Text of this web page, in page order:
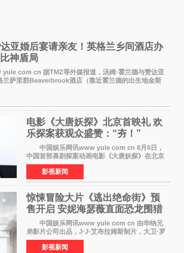
亚婚后宴请亲友！英格兰乡间酒店办
神盾局
com cn 据TMZ等外媒报道，汤姆·霍兰德与赞达亚
兰萨里郡Beaverbrook酒店（靠近霍兰德的出生地金斯
朋友们喝喜酒，庆祝
电影《大唐妖探》北京首映礼 欢
乐探案获观众盛赞：“夯！”
中国娱乐网讯www yule com cn 8月6日，
中国首部喜剧探案动画电影《大唐妖探》在北京
举办电影首映礼。导演程腾、联合导演黄珉、总
制片人曹紫建、制片人李莹莹，配音导演张喆，
对白指导程寅，领
影视新闻
惊悚冒险大片《逃出绝命街》预
售开启 安妮海瑟薇直面恐龙围猎
中国娱乐网讯www yule com cn 由华纳兄
弟影片公司出品，J·J·艾布拉姆斯制片，大卫·罗
伯特·米切尔执导，好莱坞巨星安妮·海瑟薇和伊万
·麦克格雷格领衔主演的2026暑期惊悚冒险大片
影视新闻